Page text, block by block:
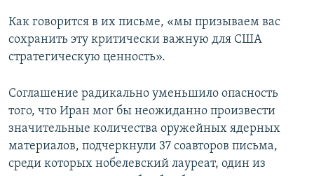
Как говорится в их письме, «мы призываем вас
сохранить эту критически важную для США
стратегическую ценность».
Соглашение радикально уменьшило опасность
того, что Иран мог бы неожиданно произвести
значительные количества оружейных ядерных
материалов, подчеркнули 37 соавторов письма,
среди которых нобелевский лауреат, один из